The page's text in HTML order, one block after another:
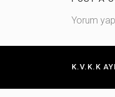
Yorum
K.V.K.K